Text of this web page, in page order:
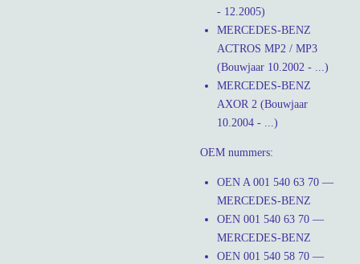
- 12.2005)
MERCEDES-BENZ
ACTROS MP2 / MP3
(Bouwjaar 10.2002 - ...)
MERCEDES-BENZ
AXOR 2 (Bouwjaar
10.2004 - ...)
OEM nummers:
OEN A 001 540 63 70 —
MERCEDES-BENZ
OEN 001 540 63 70 —
MERCEDES-BENZ
OEN 001 540 58 70 —